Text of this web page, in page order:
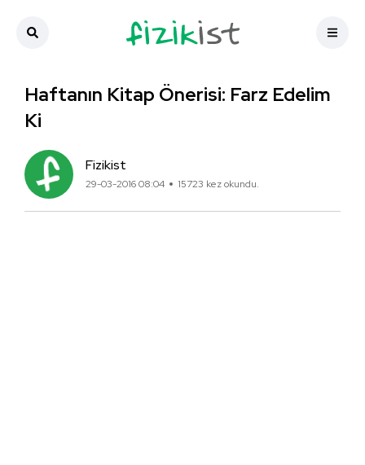
Haftanın Kitap Önerisi: Farz Edelim
Ki
Fizikist
29-03-2016 08:04 15723 kez okundu.